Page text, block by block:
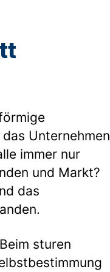
Unternehmen
immer nur
und Markt?
das
sturen